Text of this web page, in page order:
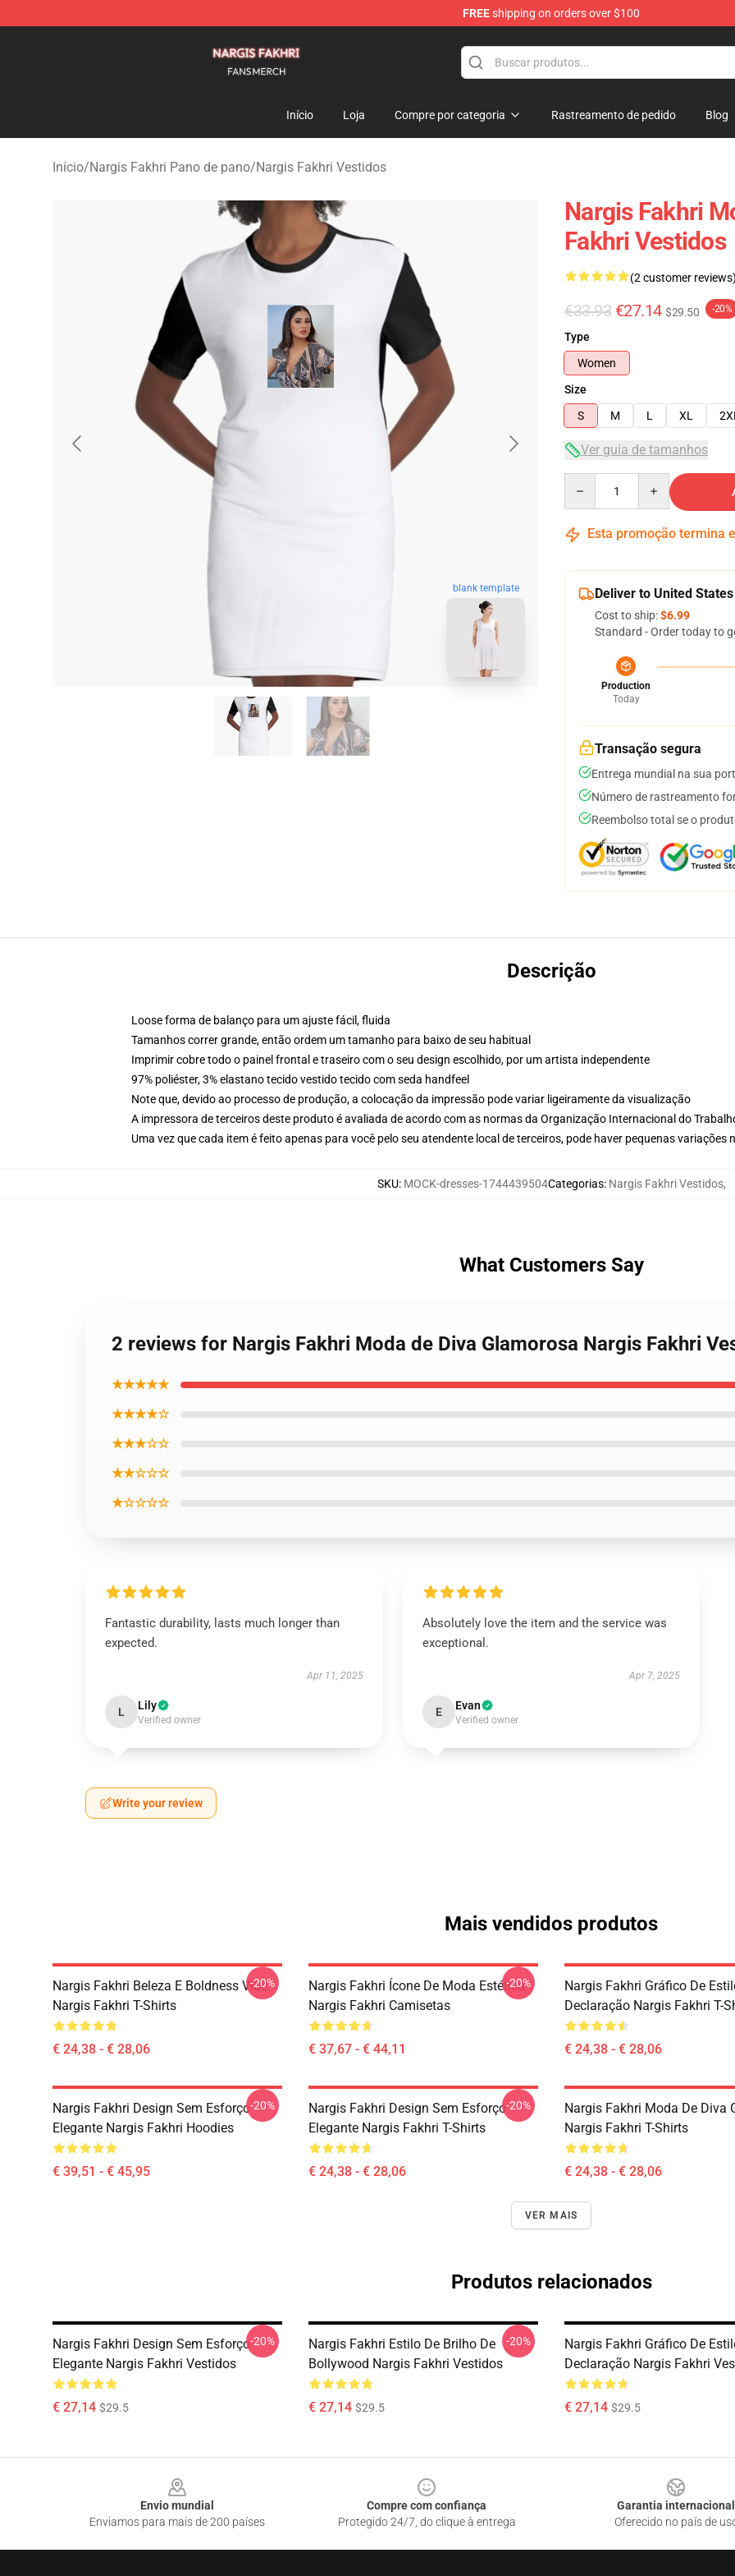
FREEshipping on orders over $100
Início Loja Compre por categoria Rastreamento de pedido Blog
Início/Nargis Fakhri Pano de pano/Nargis Fakhri Vestidos
blank template
Nargis Fakhri
Fakhri Vestidos
(2 customer reviews)
€33.93 €27.14 $29.50 -20%
Type
Women
Size
S
M L XL 2XL
Ver guia de tamanhos
Esta promoção termina
Deliver to United States
Cost to ship:$6.99
Standard - Order today to
Production
Today
Transação segura
Entrega mundial na sua
Número de rastreamento
Reembolso total se o
Descrição
Loose forma de balanço para um ajuste fácil, fluida
Tamanhos correr grande, então ordem um tamanho para baixo de seu habitual
Imprimir cobre todo o painel frontal e traseiro com o seu design escolhido, por um artista independente
97% poliéster, 3% elastano tecido vestido tecido com seda handfeel
Note que, devido ao processo de produção, a colocação da impressão pode variar ligeiramente da visualização
A impressora de terceiros deste produto é avaliada de acordo com as normas da Organização Internacional do
Uma vez que cada item é feito apenas para você pelo seu atendente local de terceiros, pode haver pequenas variações
SKU: MOCK-dresses-1744439504Categorias: Nargis Fakhri Vestidos,
What Customers Say
2 reviews for Nargis Fakhri Moda de Diva Glamorosa Nargis Fakhri
★★★★★
★★★★☆
★★★☆☆
★★☆☆☆
★☆☆☆☆
Fantastic durability, lasts much longer than
expected.
Apr 11, 2025
L Lily
Verified owner
Absolutely love the item and the service was
exceptional.
Apr 7, 2025
E Evan
Verified owner
Write your review
Mais vendidos produtos
Nargis Fakhri Beleza E Boldness Vibe.
Nargis Fakhri T-Shirts
€ 24,38 - € 28,06
-20%
Nargis Fakhri Ícone De Moda Estética
Nargis Fakhri Camisetas
€ 37,67 - € 44,11
-20%
Nargis Fakhri Gráfico De
Declaração Nargis Fakhri T-
€ 24,38 - € 28,06
Nargis Fakhri Design Sem Esforço
Elegante Nargis Fakhri Hoodies
€ 39,51 - € 45,95
-20%
Nargis Fakhri Design Sem Esforço
Elegante Nargis Fakhri T-Shirts
€ 24,38 - € 28,06
-20%
Nargis Fakhri Moda De Diva
Nargis Fakhri T-Shirts
€ 24,38 - € 28,06
VER MAIS
Produtos relacionados
Nargis Fakhri Design Sem Esforço
Elegante Nargis Fakhri Vestidos
€ 27,14 $29.5
-20%
Nargis Fakhri Estilo De Brilho De
Bollywood Nargis Fakhri Vestidos
€ 27,14 $29.5
-20%
Nargis Fakhri Gráfico De
Declaração Nargis Fakhri
€ 27,14 $29.5
Envio mundial
Enviamos para mais de 200 países
Compre com confiança
Protegido 24/7, do clique à entrega
Garantia internacional
Oferecido no país de